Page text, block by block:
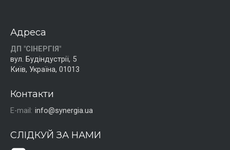
Адреса
ДП "СІНЕРГІЯ"
вул. Будіндустрії, 5
Київ, Україна, 01013
Контакти
E-mail: info@synergia.ua
СЛІДКУЙ ЗА НАМИ